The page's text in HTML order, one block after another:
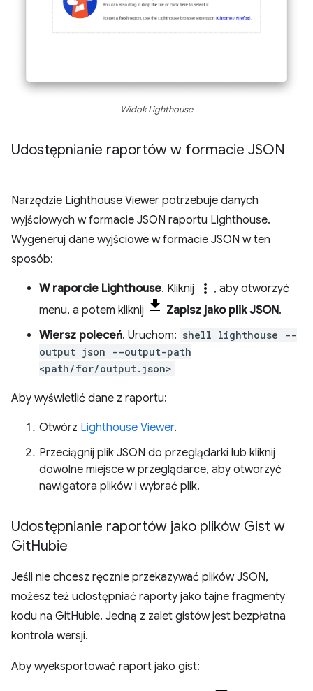
Widok Lighthouse
Udostępnianie raportów w formacie JSON
Narzędzie Lighthouse Viewer potrzebuje danych
wyjściowych w formacie JSON raportu Lighthouse.
Wygeneruj dane wyjściowe w formacie JSON w ten
sposób:
W raporcie Lighthouse. Kliknij more_vert , aby otworzyć
menu, a potem kliknij
Zapisz jako plik JSON.
Wiersz poleceń. Uruchom: shell lighthouse --
output json --output-path
<path/for/output.json>
Aby wyświetlić dane z raportu:
Otwórz Lighthouse Viewer.
Przeciągnij plik JSON do przeglądarki lub kliknij
dowolne miejsce w przeglądarce, aby otworzyć
nawigatora plików i wybrać plik.
Udostępnianie raportów jako plików Gist w
GitHubie
Jeśli nie chcesz ręcznie przekazywać plików JSON,
możesz też udostępniać raporty jako tajne fragmenty
kodu na GitHubie. Jedną z zalet gistów jest bezpłatna
kontrola wersji.
Aby wyeksportować raport jako gist: